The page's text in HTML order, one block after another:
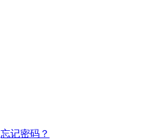
忘记密码？